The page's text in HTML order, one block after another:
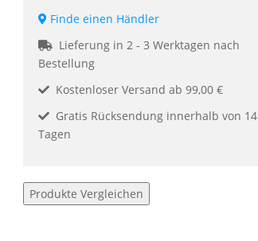
Finde einen Händler
Lieferung in 2 - 3 Werktagen nach
Bestellung
Kostenloser Versand ab 99,00 €
Gratis Rücksendung innerhalb von 14
Tagen
Produkte Vergleichen